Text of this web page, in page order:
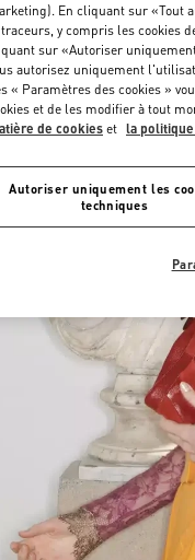
En cliquant sur «Tout
y compris les cookies
sur «Autoriser
autorisez uniquement
« Paramètres des cookies »
et de les modifier à tout
de cookies et la
Autoriser uniquement les
techniques